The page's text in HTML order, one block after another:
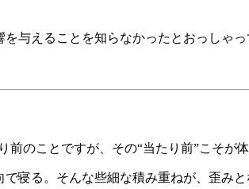
与えることを知らなかったとおっしゃっ
のことですが、その“当たり前”こそが体
寝る。そんな些細な積み重ねが、歪みと